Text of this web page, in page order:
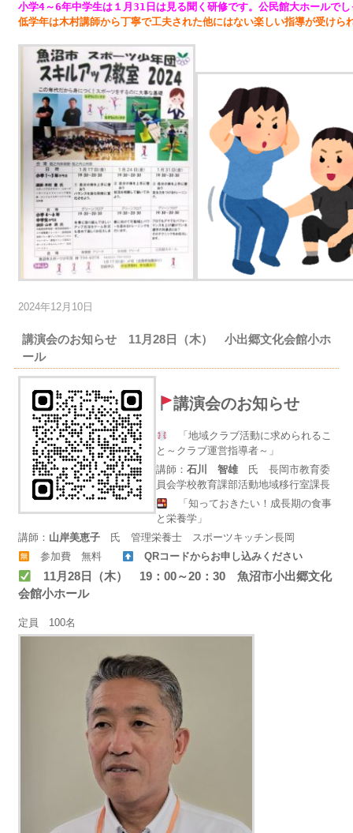
小学4～6年中学生は１月31日は見る聞く研修です。公民館大ホールで
低学年は木村講師から丁寧で工夫された他にはない楽しい指導が受けら
2024年12月10日
講演会のお知らせ 11月28日（木） 小出郷文化会館小ホ
ール
講演会のお知らせ
「地域クラブ活動に求められるこ
と～クラブ運営指導者～」
講師： 石川 智雄氏 長岡市教育委
員会学校教育課部活動地域移行室課長
「知っておきたい！成長期の食事
と栄養学」
講師： 山岸美恵子 氏 管理栄養士 スポーツキッチン長岡
参加費 無料
QRコードからお申し込みください
11月28日（木） 19：00～20：30 魚沼市小出郷文化
会館小ホール
定員 100名